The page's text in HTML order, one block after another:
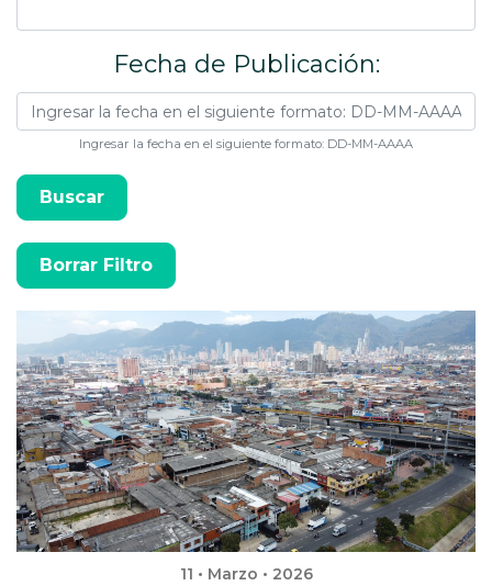
Fecha de Publicación:
Ingresar la fecha en el siguiente formato: DD-MM-AAAA
11 • Marzo • 2026